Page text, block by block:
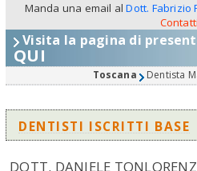
Manda una email alDott. Fabrizio
Contatti
Visita la pagina di
QUI
Toscana Dentista
DENTISTI ISCRITTI BASE
DOTT. DANIELE